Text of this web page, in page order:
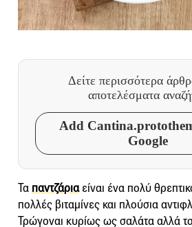
Δείτε περισσότερα
αποτελέσματα
Add
Google
Τα παντζάριαείναι ένα πολύ
πολλές βιταμίνες και πλούσια
Τρώγοναι κυρίως ως σαλάτα αλλά